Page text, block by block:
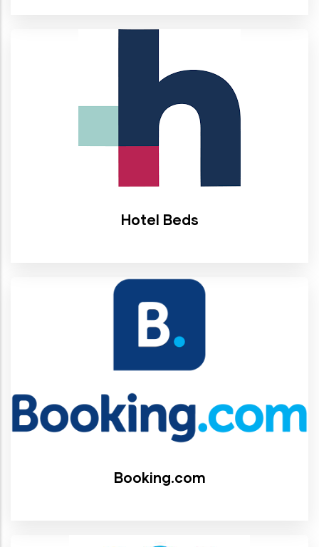
Hotel Beds
Booking.com